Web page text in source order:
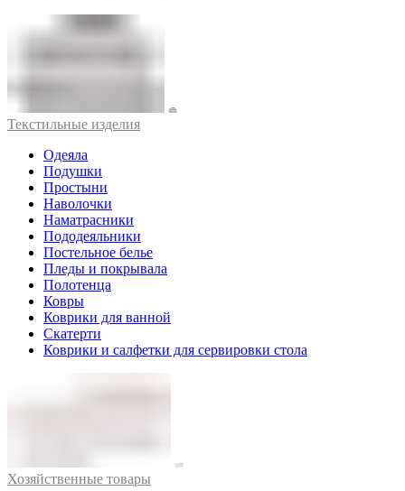
Текстильные изделия
Одеяла
Подушки
Простыни
Наволочки
Наматрасники
Пододеяльники
Постельное белье
Пледы и покрывала
Полотенца
Ковры
Коврики для ванной
Скатерти
Коврики и салфетки для сервировки стола
Хозяйственные товары